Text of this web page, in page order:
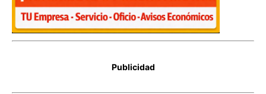
Publicidad